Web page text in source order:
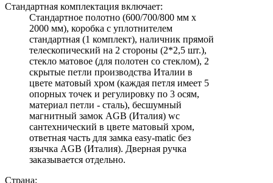
Стандартная комплектация включает:
Стандартное полотно (600/700/800 мм х
2000 мм), коробка с уплотнителем
стандартная (1 комплект), наличник прямой
телескопический на 2 стороны (2*2,5 шт.),
стекло матовое (для полотен со стеклом), 2
скрытые петли производства Италии в
цвете матовый хром (каждая петля имеет 5
опорных точек и регулировку по 3 осям,
материал петли - сталь), бесшумный
магнитный замок AGB (Италия) wc
сантехнический в цвете матовый хром,
ответная часть для замка easy-matic без
язычка AGB (Италия). Дверная ручка
заказывается отдельно.
Страна: